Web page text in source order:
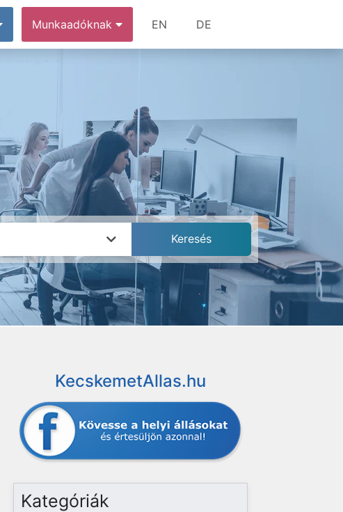
Munkaadóknak EN DE
KecskemetAllas.hu
Kategóriák